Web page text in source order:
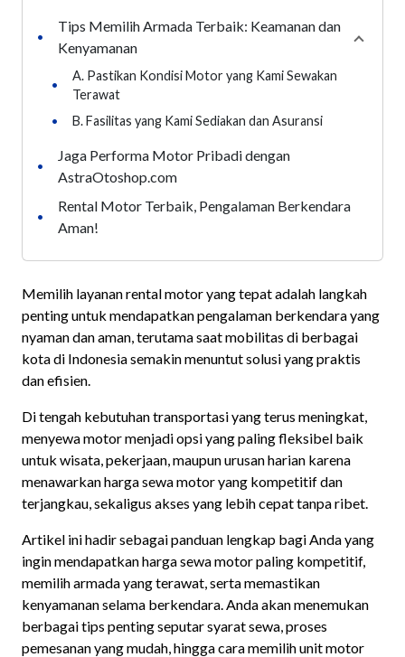
•
Tips Memilih Armada Terbaik: Keamanan dan
Kenyamanan
•
A. Pastikan Kondisi Motor yang Kami Sewakan
Terawat
•
B. Fasilitas yang Kami Sediakan dan Asuransi
•
Jaga Performa Motor Pribadi dengan
AstraOtoshop.com
•
Rental Motor Terbaik, Pengalaman Berkendara
Aman!
Memilih layanan rental motor yang tepat adalah langkah
penting untuk mendapatkan pengalaman berkendara yang
nyaman dan aman, terutama saat mobilitas di berbagai
kota di Indonesia semakin menuntut solusi yang praktis
dan efisien.
Di tengah kebutuhan transportasi yang terus meningkat,
menyewa motor menjadi opsi yang paling fleksibel baik
untuk wisata, pekerjaan, maupun urusan harian karena
menawarkan harga sewa motor yang kompetitif dan
terjangkau, sekaligus akses yang lebih cepat tanpa ribet.
Artikel ini hadir sebagai panduan lengkap bagi Anda yang
ingin mendapatkan harga sewa motor paling kompetitif,
memilih armada yang terawat, serta memastikan
kenyamanan selama berkendara. Anda akan menemukan
berbagai tips penting seputar syarat sewa, proses
pemesanan yang mudah, hingga cara memilih unit motor